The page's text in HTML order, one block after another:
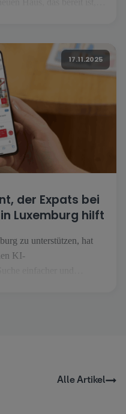
Hier [...].
17.11.2025
der Expats bei
Luxemburg hilft
zu unterstützen, hat
KI-
Alle Artikel